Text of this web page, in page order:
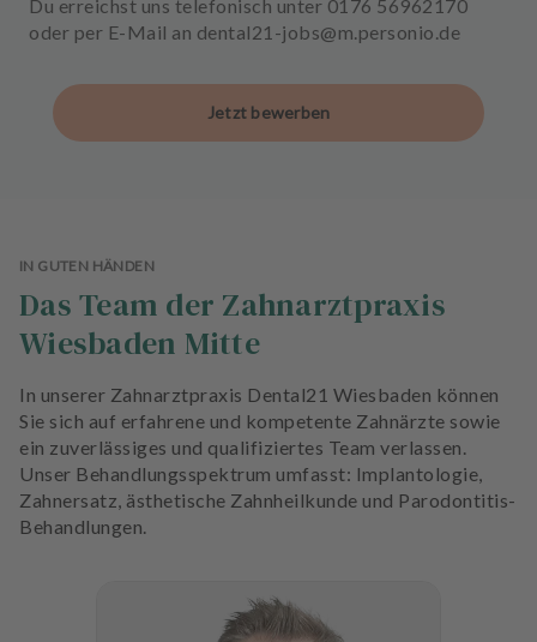
Du erreichst uns telefonisch unter 0176 56962170
oder per E-Mail an dental21-jobs@m.personio.de
Jetzt bewerben
IN GUTEN HÄNDEN
Das Team der Zahnarztpraxis
Wiesbaden Mitte
In unserer Zahnarztpraxis Dental21 Wiesbaden können
Sie sich auf erfahrene und kompetente Zahnärzte sowie
ein zuverlässiges und qualifiziertes Team verlassen.
Unser Behandlungsspektrum umfasst: Implantologie,
Zahnersatz, ästhetische Zahnheilkunde und Parodontitis-
Behandlungen.